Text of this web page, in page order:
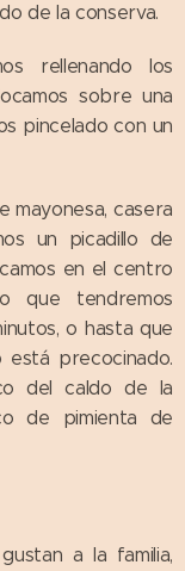
de la conserva.
rellenando los
sobre una
pincelado con un
mayonesa, casera
un picadillo de
en el centro
que tendremos
o hasta que
precocinado.
del caldo de la
de pimienta de
a la familia,